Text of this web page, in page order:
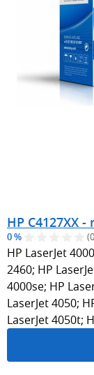
HP C4127XX
0 %
HP LaserJet
2460; HP
4000se; HP
LaserJet 4050;
LaserJet 4050t;